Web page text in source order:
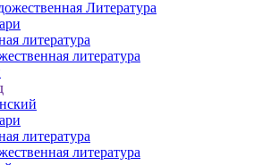
Литература
литература
литература
литература
литература